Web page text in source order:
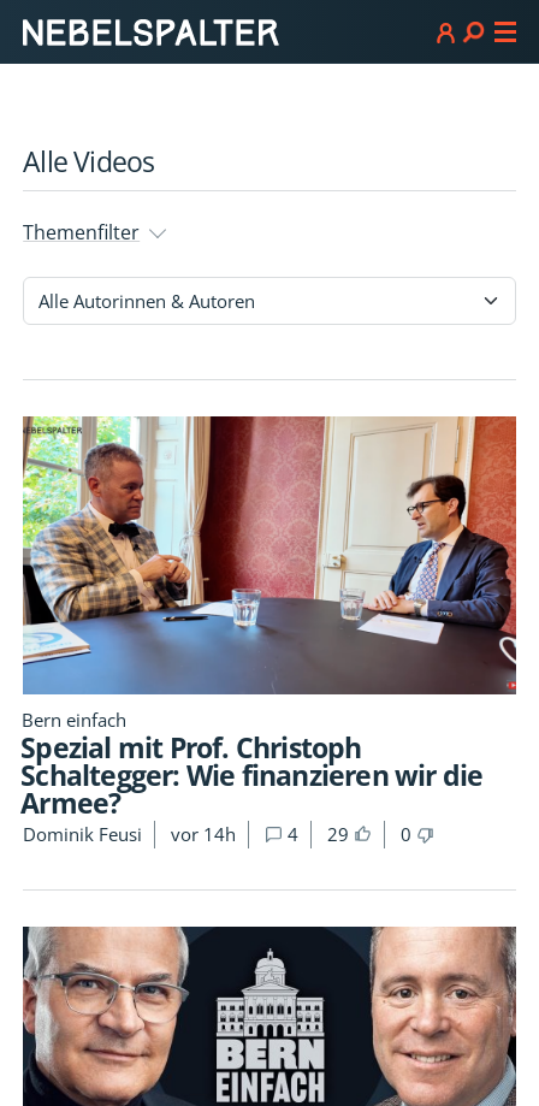
Alle Videos
Themenfilter
Bern einfach
Spezial mit Prof. Christoph
Schaltegger: Wie finanzieren wir die
Armee?
Dominik Feusi vor 14h 4 29 0